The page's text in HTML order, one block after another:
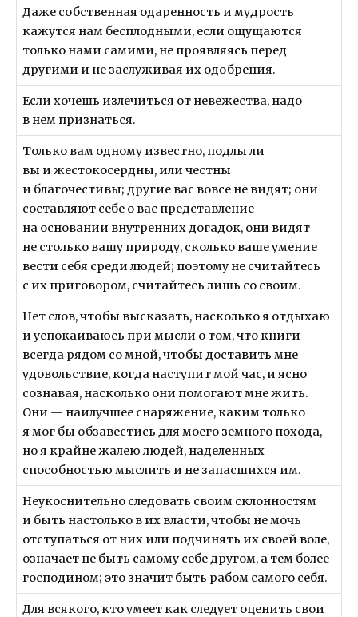
Даже собственная одаренность и мудрость
кажутся нам бесплодными, если ощущаются
только нами самими, не проявляясь перед
другими и не заслуживая их одобрения.
Если хочешь излечиться от невежества, надо
в нем признаться.
Только вам одному известно, подлы ли
вы и жестокосердны, или честны
и благочестивы; другие вас вовсе не видят; они
составляют себе о вас представление
на основании внутренних догадок, они видят
не столько вашу природу, сколько ваше умение
вести себя среди людей; поэтому не считайтесь
с их приговором, считайтесь лишь со своим.
Нет слов, чтобы высказать, насколько я отдыхаю
и успокаиваюсь при мысли о том, что книги
всегда рядом со мной, чтобы доставить мне
удовольствие, когда наступит мой час, и ясно
сознавая, насколько они помогают мне жить.
Они — наилучшее снаряжение, каким только
я мог бы обзавестись для моего земного похода,
но я крайне жалею людей, наделенных
способностью мыслить и не запасшихся им.
Неукоснительно следовать своим склонностям
и быть настолько в их власти, чтобы не мочь
отступаться от них или подчинять их своей воле,
означает не быть самому себе другом, а тем более
господином; это значит быть рабом самого себя.
Для всякого, кто умеет как следует оценить свои